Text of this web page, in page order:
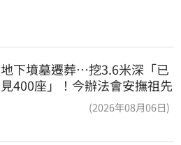
地下墳墓遷葬…挖3.6米深「已
見400座」！今辦法會安撫祖先
(2026年08月06日)